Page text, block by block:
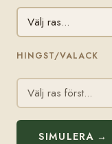
HINGST/VALACK
SIMULERA →